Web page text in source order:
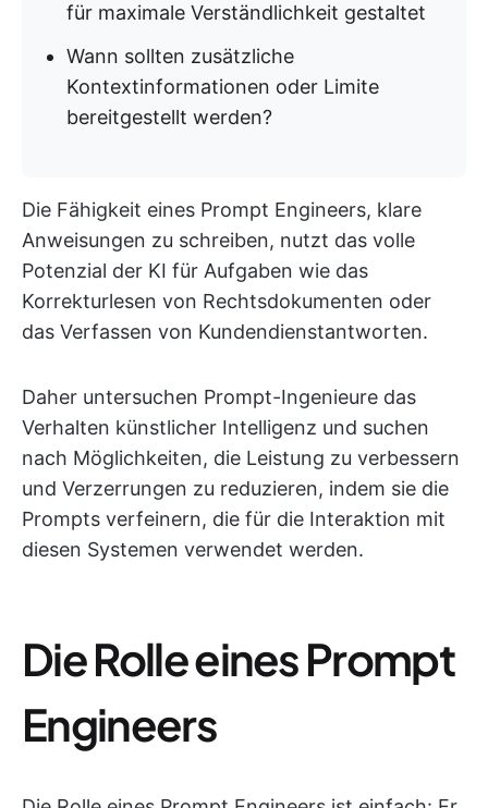
für maximale Verständlichkeit gestaltet
Wann sollten zusätzliche
Kontextinformationen oder Limite
bereitgestellt werden?
Die Fähigkeit eines Prompt Engineers, klare
Anweisungen zu schreiben, nutzt das volle
Potenzial der KI für Aufgaben wie das
Korrekturlesen von Rechtsdokumenten oder
das Verfassen von Kundendienstantworten.
Daher untersuchen Prompt-Ingenieure das
Verhalten künstlicher Intelligenz und suchen
nach Möglichkeiten, die Leistung zu verbessern
und Verzerrungen zu reduzieren, indem sie die
Prompts verfeinern, die für die Interaktion mit
diesen Systemen verwendet werden.
Die Rolle eines Prompt
Engineers